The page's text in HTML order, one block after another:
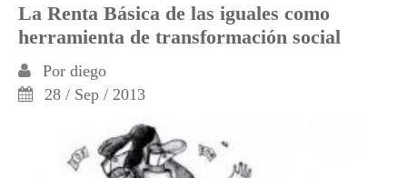
La Renta Básica de las iguales como
herramienta de transformación social
Por diego
28 / Sep / 2013